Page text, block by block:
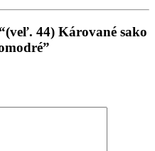
44) Kárované sako